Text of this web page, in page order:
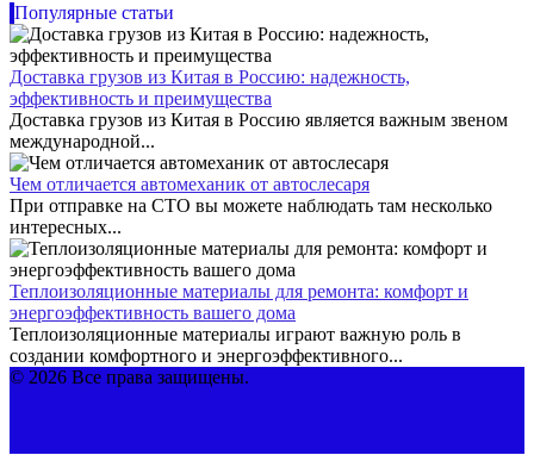
Популярные статьи
Доставка грузов из Китая в Россию: надежность,
эффективность и преимущества
Доставка грузов из Китая в Россию является важным звеном
международной...
Чем отличается автомеханик от автослесаря
При отправке на СТО вы можете наблюдать там несколько
интересных...
Теплоизоляционные материалы для ремонта: комфорт и
энергоэффективность вашего дома
Теплоизоляционные материалы играют важную роль в
создании комфортного и энергоэффективного...
© 2026 Все права защищены.